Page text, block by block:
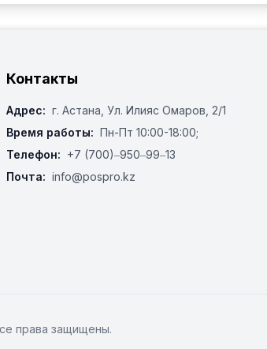
Контакты
Адрес: г. Астана, ​Ул. Илияс Омаров, 2/1
Время работы: Пн-Пт 10:00-18:00;
Телефон: +7 (700)‒950‒99‒13
Почта: info@pospro.kz
права защищены.